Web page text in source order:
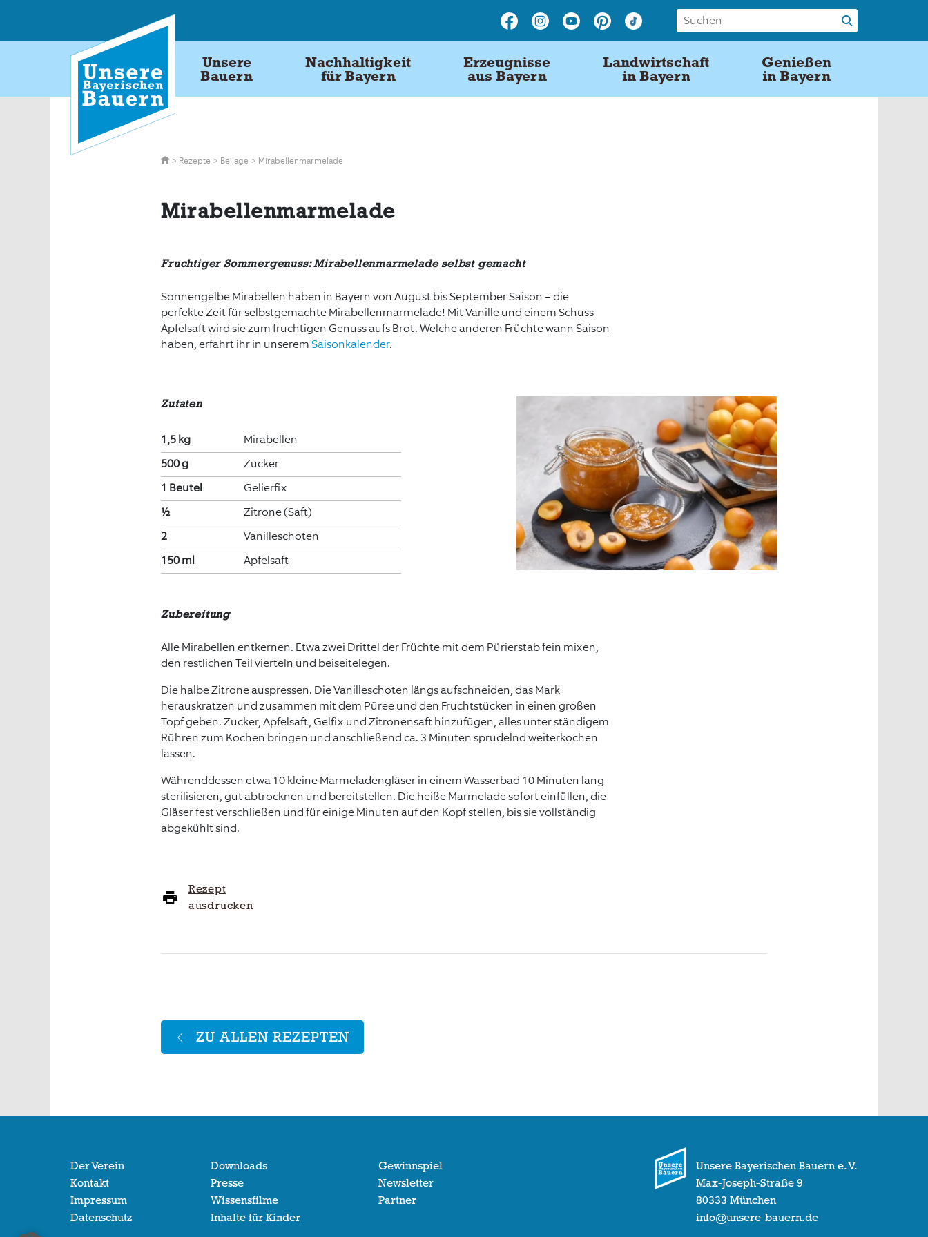
content
Unsere
Bauern
Nachhaltigkeit
für Bayern
Erzeugnisse
aus Bayern
Landwirtschaft
in Bayern
Genießen
in Bayern
> Rezepte > Beilage > Mirabellenmarmelade
Mirabellenmarmelade
Fruchtiger Sommergenuss: Mirabellenmarmelade selbst gemacht
Sonnengelbe Mirabellen haben in Bayern von August bis September Saison – die
perfekte Zeit für selbstgemachte Mirabellenmarmelade! Mit Vanille und einem Schuss
Apfelsaft wird sie zum fruchtigen Genuss aufs Brot. Welche anderen Früchte wann Saison
haben, erfahrt ihr in unseremSaisonkalender.
Zutaten
1,5 kg
Mirabellen
500 g
Zucker
1 Beutel
Gelierfix
½
Zitrone (Saft)
2
Vanilleschoten
150 ml
Apfelsaft
Zubereitung
Alle Mirabellen entkernen. Etwa zwei Drittel der Früchte mit dem Pürierstab fein mixen,
den restlichen Teil vierteln und beiseitelegen.
Die halbe Zitrone auspressen. Die Vanilleschoten längs aufschneiden, das Mark
herauskratzen und zusammen mit dem Püree und den Fruchtstücken in einen großen
Topf geben. Zucker, Apfelsaft, Gelfix und Zitronensaft hinzufügen, alles unter ständigem
Rühren zum Kochen bringen und anschließend ca. 3 Minuten sprudelnd weiterkochen
lassen.
Währenddessen etwa 10 kleine Marmeladengläser in einem Wasserbad 10 Minuten lang
sterilisieren, gut abtrocknen und bereitstellen. Die heiße Marmelade sofort einfüllen, die
Gläser fest verschließen und für einige Minuten auf den Kopf stellen, bis sie vollständig
abgekühlt sind.
Rezept
ausdrucken
ZU ALLEN REZEPTEN
Der Verein
Kontakt
Impressum
Datenschutz
Downloads
Presse
Wissensfilme
Inhalte für Kinder
Gewinnspiel
Newsletter
Partner
Unsere Bayerischen Bauern e. V.
Max-Joseph-Straße 9
80333 München
info@unsere-bauern.de